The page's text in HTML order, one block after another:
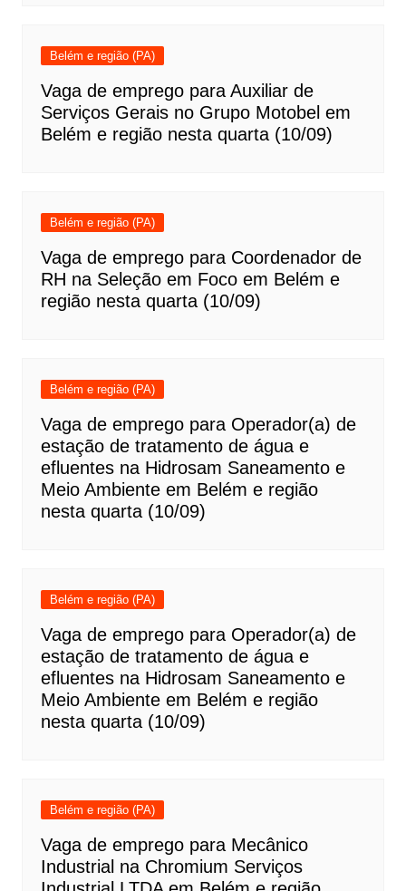
Belém e região (PA)
Vaga de emprego para Auxiliar de
Serviços Gerais no Grupo Motobel em
Belém e região nesta quarta (10/09)
Belém e região (PA)
Vaga de emprego para Coordenador de
RH na Seleção em Foco em Belém e
região nesta quarta (10/09)
Belém e região (PA)
Vaga de emprego para Operador(a) de
estação de tratamento de água e
efluentes na Hidrosam Saneamento e
Meio Ambiente em Belém e região
nesta quarta (10/09)
Belém e região (PA)
Vaga de emprego para Operador(a) de
estação de tratamento de água e
efluentes na Hidrosam Saneamento e
Meio Ambiente em Belém e região
nesta quarta (10/09)
Belém e região (PA)
Vaga de emprego para Mecânico
Industrial na Chromium Serviços